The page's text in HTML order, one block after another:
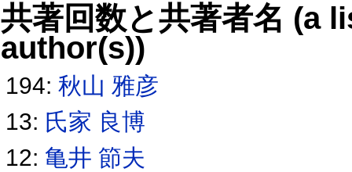
共著回数と共著者名 (a
author(s))
194:秋山 雅彦
13: 氏家 良博
12: 亀井 節夫